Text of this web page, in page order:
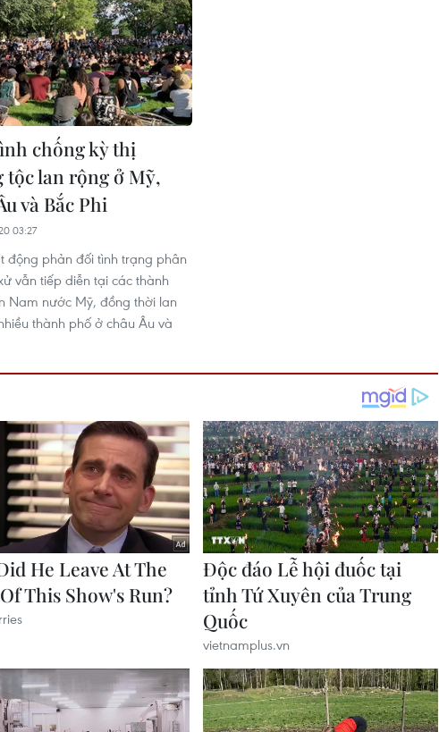
chống kỳ thị
tộc lan rộng ở Mỹ,
và Bắc Phi
03:27
động phản đối tình trạng phân
vẫn tiếp diễn tại các thành
Nam nước Mỹ, đồng thời lan
thành phố ở châu Âu và